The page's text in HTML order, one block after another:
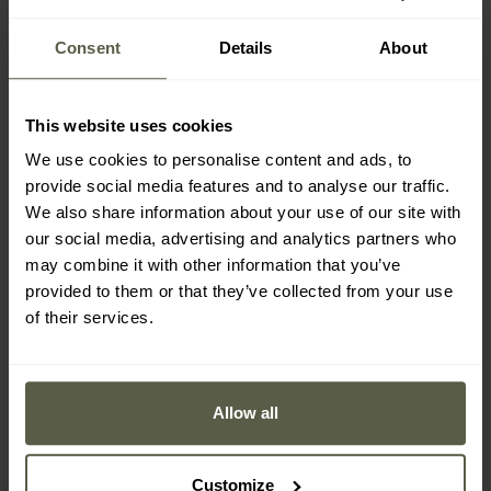
Consent Details About
This website uses cookies
We use cookies to personalise content and ads, to
provide social media features and to analyse our traffic.
We also share information about your use of our site with
our social media, advertising and analytics partners who
may combine it with other information that you’ve
provided to them or that they’ve collected from your use
of their services.
Allow all
Customize
MILITARY ist autorisierter Händler der Marke
Columbia Sportswear.
Columbia Sportswear ist eine der führenden
Outdoor-Marken weltweit und bietet eine
breite Auswahl an funktioneller Bekleidung
und Schuhen für Aktivitäten im Freien. Zum
Sortiment gehören Jacken,
entwickelt für Trailrunner. Die Marke nutzt
moderne Technologien, darunter Omni-Heat™